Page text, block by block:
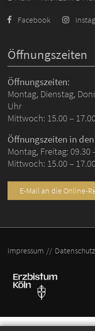
Öffnungszeiten
Öffnungszeiten:
Montag, Dienstag,
Uhr
Mittwoch: 15.00 –
Öffnungszeiten in
Montag, Freitag: 09.30
Mittwoch: 15.00 –
E-Mail an die Online-
Facebook
Impressum